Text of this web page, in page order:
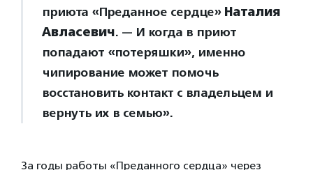
приюта «Преданное сердце» Наталия
Авласевич. — И когда в приют
попадают «потеряшки», именно
чипирование может помочь
восстановить контакт с владельцем и
вернуть их в семью».
За годы работы «Преданного сердца» через